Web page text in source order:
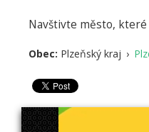
Navštivte město,
Obec: Plzeňský kraj ›